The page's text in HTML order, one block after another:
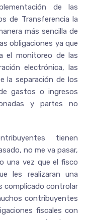
de las
de Transferencia la
más sencilla de
obligaciones ya que
el monitoreo de las
electrónica, las
la separación de los
gastos o ingresos
y partes no
tienen
no me va pasar,
una vez que el fisco
les realizaran una
complicado controlar
contribuyentes
fiscales con